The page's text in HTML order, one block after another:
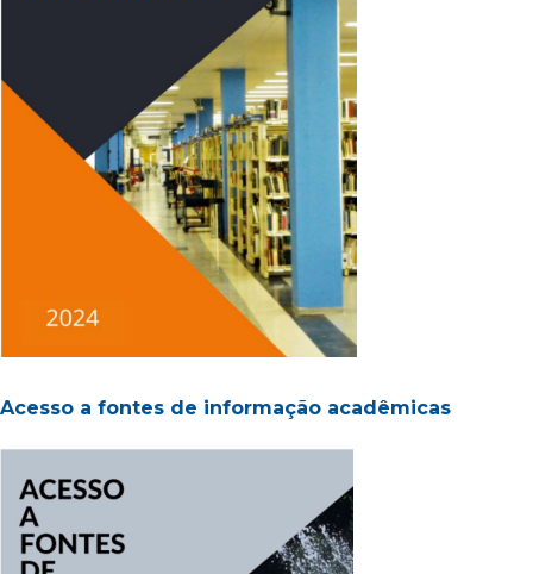
Acesso a fontes de informação acadêmicas